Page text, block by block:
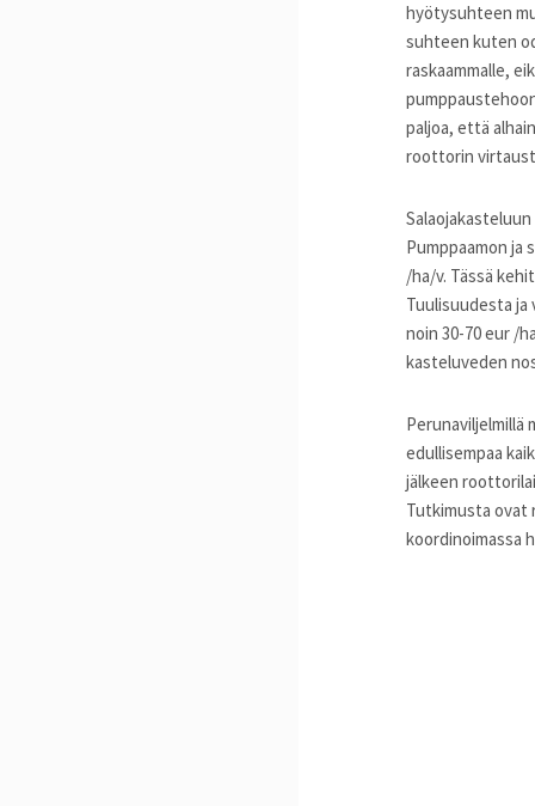
hyötysuhteen
suhteen kuten
raskaammalle,
paljoa, että
roottorin
Pumppaamon ja
/ha/v. Tässä
Tuulisuudesta
noin 30-70 eur /
kasteluveden
Perunaviljelmillä
edullisempaa
jälkeen
Tutkimusta ovat
koordinoimassa